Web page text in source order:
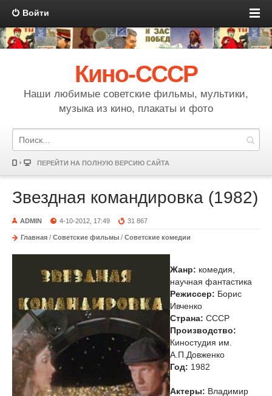
Войти
Кино-СССР
Наши любимые советские фильмы, мультики,
музыка из кино, плакаты и фото
ПЕРЕЙТИ НА ПОЛНУЮ ВЕРСИЮ САЙТА
Звездная командировка (1982)
ADMIN 4-10-2012, 17:49 31 867
Главная / Советские фильмы / Советские комедии
Жанр: комедия,
научная фантастика
Режиссер: Борис
Ивченко
Страна: СССР
Производство:
Киностудия им.
А.П.Довженко
Год: 1982
Актеры: Владимир